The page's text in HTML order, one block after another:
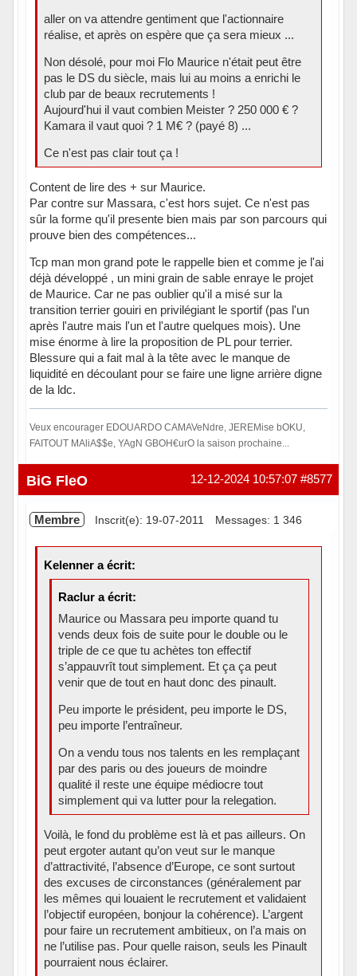
aller on va attendre gentiment que l'actionnaire
réalise, et après on espère que ça sera mieux ...
Non désolé, pour moi Flo Maurice n'était peut être
pas le DS du siècle, mais lui au moins a enrichi le
club par de beaux recrutements !
Aujourd'hui il vaut combien Meister ? 250 000 € ?
Kamara il vaut quoi ? 1 M€ ? (payé 8) ...
Ce n'est pas clair tout ça !
Content de lire des + sur Maurice.
Par contre sur Massara, c'est hors sujet. Ce n'est pas
sûr la forme qu'il presente bien mais par son parcours qui
prouve bien des compétences...
Tcp man mon grand pote le rappelle bien et comme je l'ai
déjà développé , un mini grain de sable enraye le projet
de Maurice. Car ne pas oublier qu'il a misé sur la
transition terrier gouiri en privilégiant le sportif (pas l'un
après l'autre mais l'un et l'autre quelques mois). Une
mise énorme à lire la proposition de PL pour terrier.
Blessure qui a fait mal à la tête avec le manque de
liquidité en découlant pour se faire une ligne arrière digne
de la ldc.
Veux encourager EDOUARDO CAMAVeNdre, JEREMise bOKU,
FAITOUT MAliA$$e, YAgN GBOH€urO la saison prochaine...
Hors ligne #8577
12-12-2024 10:57:07
BiG FleO
Membre Inscrit(e): 19-07-2011 Messages: 1 346
Kelenner a écrit:
Raclur a écrit:
Maurice ou Massara peu importe quand tu
vends deux fois de suite pour le double ou le
triple de ce que tu achètes ton effectif
s’appauvrît tout simplement. Et ça ça peut
venir que de tout en haut donc des pinault.
Peu importe le président, peu importe le DS,
peu importe l’entraîneur.
On a vendu tous nos talents en les remplaçant
par des paris ou des joueurs de moindre
qualité il reste une équipe médiocre tout
simplement qui va lutter pour la relegation.
Voilà, le fond du problème est là et pas ailleurs. On
peut ergoter autant qu’on veut sur le manque
d’attractivité, l’absence d’Europe, ce sont surtout
des excuses de circonstances (généralement par
les mêmes qui louaient le recrutement et validaient
l’objectif européen, bonjour la cohérence). L’argent
pour faire un recrutement ambitieux, on l’a mais on
ne l’utilise pas. Pour quelle raison, seuls les Pinault
pourraient nous éclairer.